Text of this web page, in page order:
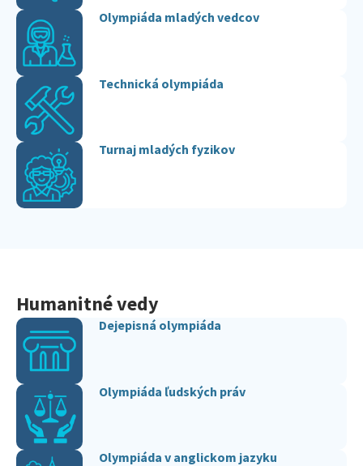
Olympiáda mladých vedcov
Technická olympiáda
Turnaj mladých fyzikov
Humanitné vedy
Dejepisná olympiáda
Olympiáda ľudských práv
Olympiáda v anglickom jazyku